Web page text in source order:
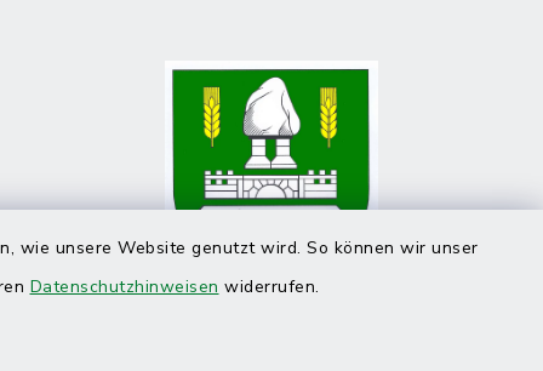
wie unsere Website genutzt wird. So können wir unser
Datenschutzhinweisen widerrufen.